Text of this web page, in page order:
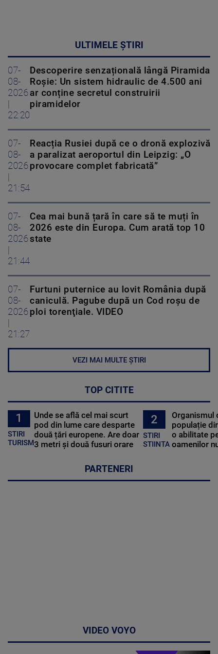
ULTIMELE ȘTIRI
07-
08-
2026
22:20
Descoperire senzațională lângă Piramida
Roșie: Un sistem hidraulic de 4.500 ani
ar conține secretul construirii
piramidelor
07-
08-
2026
21:54
Reacția Rusiei după ce o dronă explozivă
a paralizat aeroportul din Leipzig: „O
provocare complet fabricată”
07-
08-
2026
21:44
Cea mai bună țară în care să te muți în
2026 este din Europa. Cum arată top 10
state
07-
08-
2026
21:27
Furtuni puternice au lovit România după
caniculă. Pagube după un Cod roşu de
ploi torenţiale. VIDEO
VEZI MAI MULTE ȘTIRI
TOP CITITE
1
STIRI
TURISM
Unde se află cel mai scurt
pod din lume care desparte
două țări europene. Are doar
3 metri și două fusuri orare
2
STIRI
STIINTA
Organismul
populație
o abilitate
oamenilor
PARTENERI
VIDEO VOYO